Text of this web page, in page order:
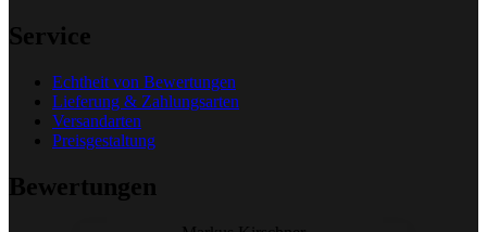
Service
Echtheit von Bewertungen
Lieferung & Zahlungsarten
Versandarten
Preisgestaltung
Bewertungen